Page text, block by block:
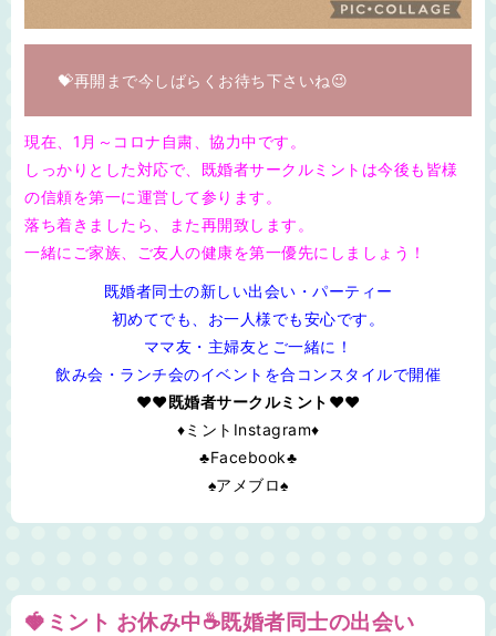
💝再開まで今しばらくお待ち下さいね😉
現在、1月～コロナ自粛、協力中です。
しっかりとした対応で、既婚者サークルミントは今後も皆様
の信頼を第一に運営して参ります。
落ち着きましたら、また再開致します。
一緒にご家族、ご友人の健康を第一優先にしましょう！
既婚者同士の新しい出会い・パーティー
初めてでも、お一人様でも安心です。
ママ友・主婦友とご一緒に！
飲み会・ランチ会のイベントを合コンスタイルで開催
♥❤既婚者サークルミント❤♥
♦ミントInstagram♦
♣Facebook♣
♠アメブロ♠
🍓ミント お休み中☕️既婚者同士の出会い